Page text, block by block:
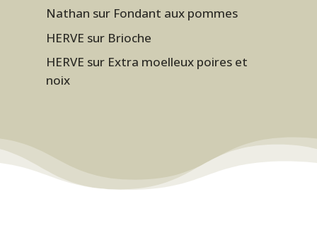
Nathan sur Fondant aux pommes
HERVE sur Brioche
HERVE sur Extra moelleux poires et
noix